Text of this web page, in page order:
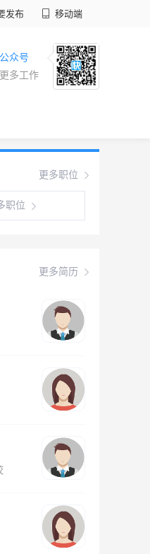
发布 移动端
众号
多工作
更多职位
职位
更多简历